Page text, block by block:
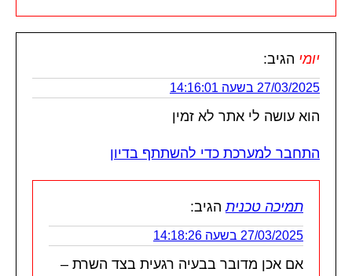
יומי הגיב:
27/03/2025 בשעה 14:16:01
הוא עושה לי אתר לא זמין
התחבר למערכת כדי להשתתף בדיון
תמיכה טכנית הגיב:
27/03/2025 בשעה 14:18:26
אם אכן מדובר בבעיה רגעית בצד השרת –